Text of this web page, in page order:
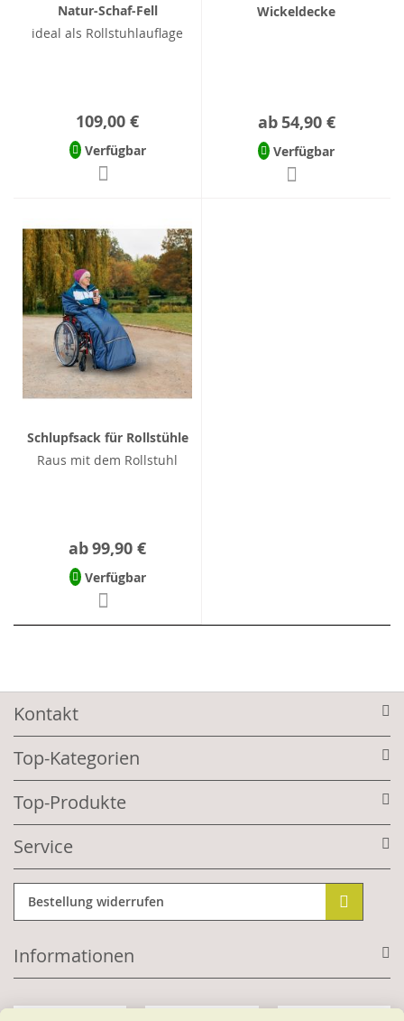
Natur-Schaf-Fell
ideal als Rollstuhlauflage
109,00 €
Verfügbar
Wickeldecke
ab 54,90 €
Verfügbar
Schlupfsack für Rollstühle
Raus mit dem Rollstuhl
ab99,90 €
Verfügbar
Kontakt
Top-Kategorien
Top-Produkte
Service
Bestellung widerrufen
Informationen